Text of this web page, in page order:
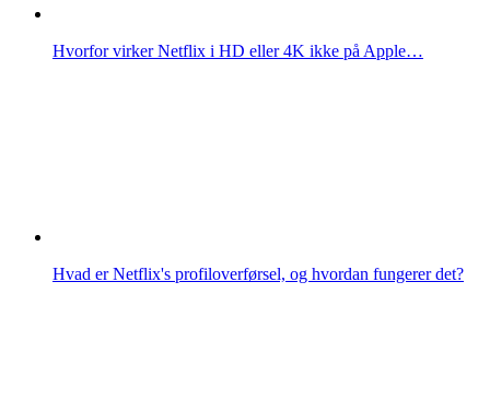
Hvorfor virker Netflix i HD eller 4K ikke på Apple…
Hvad er Netflix's profiloverførsel, og hvordan fungerer det?